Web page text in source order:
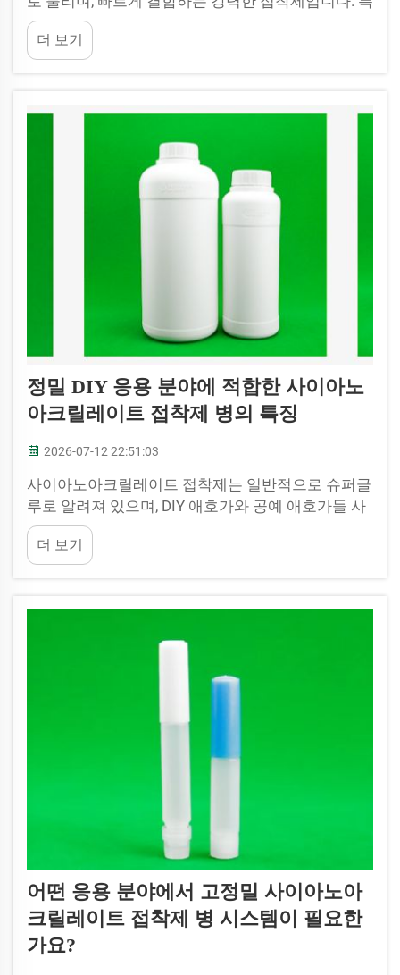
히 소량 투여가 필요한 다양한 산업용 작업에 매우
유용합니다. JB BOTTLE은 이러한 작업에 완벽하게
적합한 시아노아크릴레이트 접착제 병을 제공합니
더 보기
정밀 DIY 응용 분야에 적합한 사이아노
아크릴레이트 접착제 병의 특징
2026-07-12 22:51:03
사이아노아크릴레이트 접착제는 일반적으로 슈퍼글
루로 알려져 있으며, DIY 애호가와 공예 애호가들 사
이에서 인기가 높습니다. 이 접착제는 소량을 정밀하
게 사용할 수 있도록 작은 용기에 담겨 제공되며, 물
건을 고정하거나 제작할 때 뛰어난 정밀도를 발휘합
결합할 때 사이아노아크릴레이트는...
더 보기
어떤 응용 분야에서 고정밀 사이아노아
크릴레이트 접착제 병 시스템이 필요한
가요?